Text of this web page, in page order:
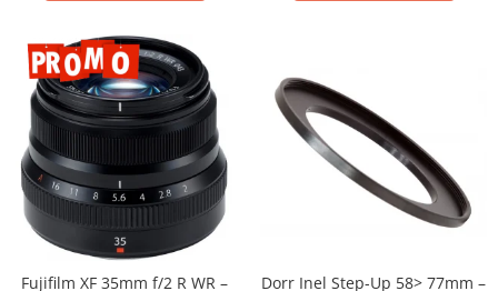
Cabluri si Patine Sincron
Alimentare auxiliara blitz
Protectie patina apa, ploaie
Bounce-uri, Softbox-uri
Ring-Flash Adaptor
Bracket-uri si suporti
Huse protectie blitz extern
Fujifilm XF 35mm f/2 R WR –
Dorr Inel Step-Up 58> 77mm –